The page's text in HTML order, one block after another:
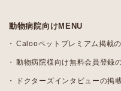
動物病院向けMENU
Calooペットプレミアム掲載
動物病院様向け無料会員登録
ドクターズインタビューの掲